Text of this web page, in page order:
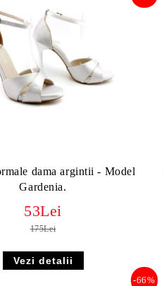
dama argintii - Model
Gardenia.
53Lei
175Lei
Vezi detalii
-66%